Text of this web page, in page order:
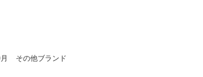
その他ブランド